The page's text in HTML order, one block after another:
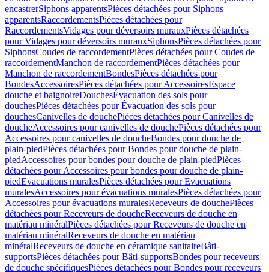
encastrerSiphons apparentsPièces détachées pour Siphons
apparentsRaccordementsPièces détachées pour
RaccordementsVidages pour déversoirs murauxPièces détachées
pour Vidages pour déversoirs murauxSiphonsPièces détachées pour
SiphonsCoudes de raccordementPièces détachées pour Coudes de
raccordementManchon de raccordementPièces détachées pour
Manchon de raccordementBondesPièces détachées pour
BondesAccessoiresPièces détachées pour AccessoiresEspace
douche et baignoireDouchesÉvacuation des sols pour
douchesPièces détachées pour Évacuation des sols pour
douchesCanivelles de douchePièces détachées pour Canivelles de
doucheAccessoires pour canivelles de douchePièces détachées pour
Accessoires pour canivelles de doucheBondes pour douche de
plain-piedPièces détachées pour Bondes pour douche de plain-
piedAccessoires pour bondes pour douche de plain-piedPièces
détachées pour Accessoires pour bondes pour douche de plain-
piedEvacuations muralesPièces détachées pour Evacuations
muralesAccessoires pour évacuations muralesPièces détachées pour
Accessoires pour évacuations muralesReceveurs de douchePièces
détachées pour Receveurs de doucheReceveurs de douche en
matériau minéralPièces détachées pour Receveurs de douche en
matériau minéralReceveurs de douche en matériau
minéralReceveurs de douche en céramique sanitaireBâti-
supportsPièces détachées pour Bâti-supportsBondes pour receveurs
de douche spécifiquesPièces détachées pour Bondes pour receveurs